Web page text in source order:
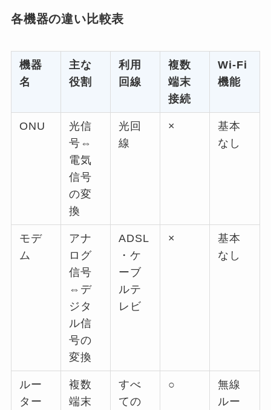
各機器の違い比較表
機器
名
主な
役割
利用
回線
複数
端末
接続
Wi-Fi
機能
ONU
光信
号⇔
電気
信号
の変
換
光回
線
×
基本
なし
モデ
ム
アナ
ログ
信号
⇔デ
ジタ
ル信
号の
変換
ADSL
・ケ
ーブ
ルテ
レビ
×
基本
なし
ルー
ター
複数
端末
すべ
ての
○
無線
ルー